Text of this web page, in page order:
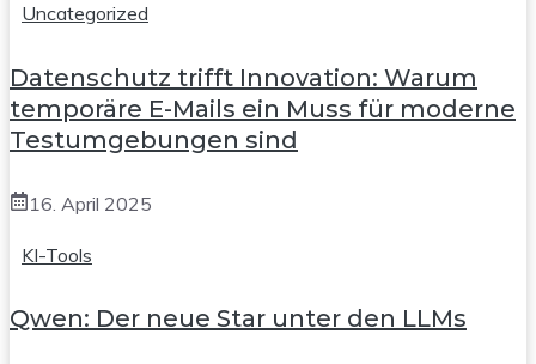
Uncategorized
Datenschutz trifft Innovation: Warum
temporäre E-Mails ein Muss für moderne
Testumgebungen sind
16. April 2025
KI-Tools
Qwen: Der neue Star unter den LLMs